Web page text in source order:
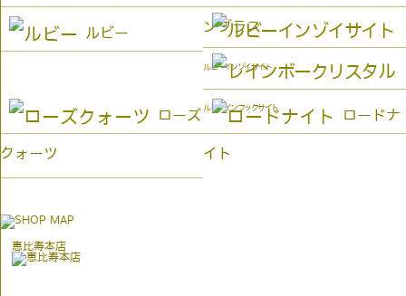
ングラス
ルビー
ルビーインゾイサイト
ルビーインフックサイト
ローズ
クォーツ
ロードナ
イト
恵比寿本店